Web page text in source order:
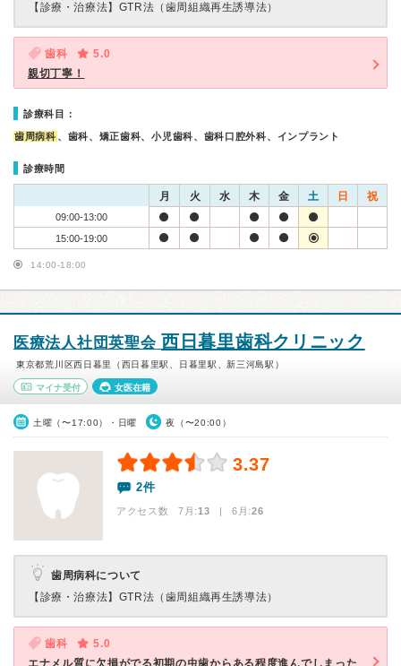
【診療・治療法】 GTR法（歯周組織再生誘導法）
歯科
5.0
親切丁寧！
診療科目：
歯周病科 、歯科、矯正歯科、小児歯科、歯科口腔外科、インプラント
診療時間
月 火 水 木 金 土 日 祝
09:00-13:00
15:00-19:00
14:00-18:00
医療法人社団英聖会 西日暮里歯科クリニック
東京都荒川区西日暮里（西日暮里駅、日暮里駅、新三河島駅）
マイナ受付 女医在籍
土曜（〜17:00）・日曜 夜（〜20:00）
3.37
2件
アクセス数 7月:13 | 6月:26
歯周病科について
【診療・治療法】 GTR法（歯周組織再生誘導法）
歯科
5.0
エナメル質に欠損がでる初期の虫歯からある程度進んでしまった